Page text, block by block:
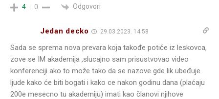
4 0 Odgovori
Jedan decko 29.03.2023. 14:58
Sada se sprema nova prevara koja takođe potiče iz leskovca,
zove se IM akademija ,slucajno sam prisustvovao video
konferenciji ako to može tako da se nazove gde lik ubeđuje
ljude kako će biti bogati i kako ce nakon godinu dana (plaćaju
200e mesecno tu akademiju) imati kao članovi njihove